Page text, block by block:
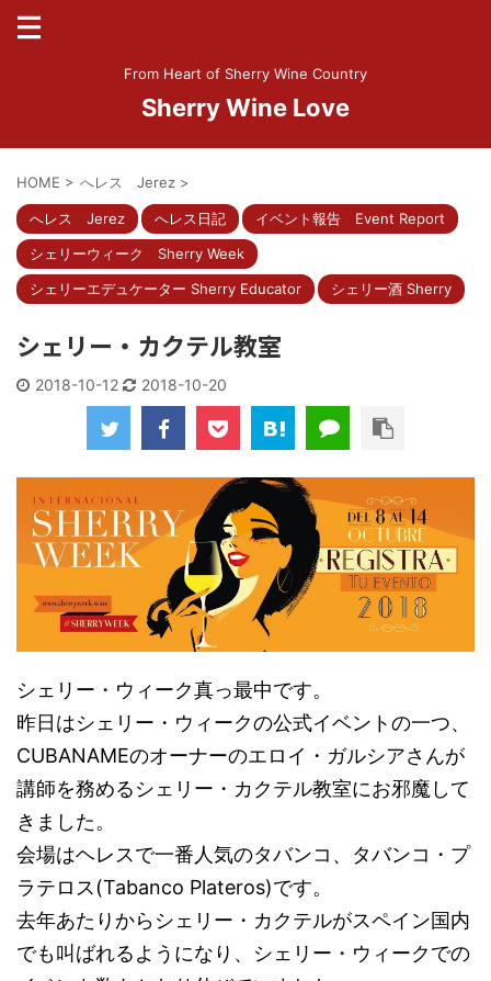
From Heart of Sherry Wine Country
Sherry Wine Love
HOME > へレス Jerez >
へレス Jerez へレス日記
イベント報告 Event Report
シェリーウィーク Sherry Week
シェリーエデュケーター Sherry Educator
シェリー酒 Sherry
シェリー・カクテル教室
2018-10-12 2018-10-20
シェリー・ウィーク真っ最中です。
昨日はシェリー・ウィークの公式イベントの一つ、
CUBANAMEのオーナーのエロイ・ガルシアさんが
講師を務めるシェリー・カクテル教室にお邪魔して
きました。
会場はヘレスで一番人気のタバンコ、タバンコ・プ
ラテロス(Tabanco Plateros)です。
去年あたりからシェリー・カクテルがスペイン国内
でも叫ばれるようになり、シェリー・ウィークでの